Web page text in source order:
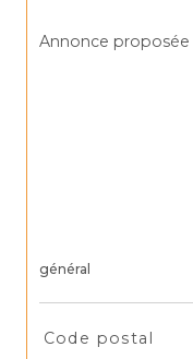
Annonce
général
Code postal